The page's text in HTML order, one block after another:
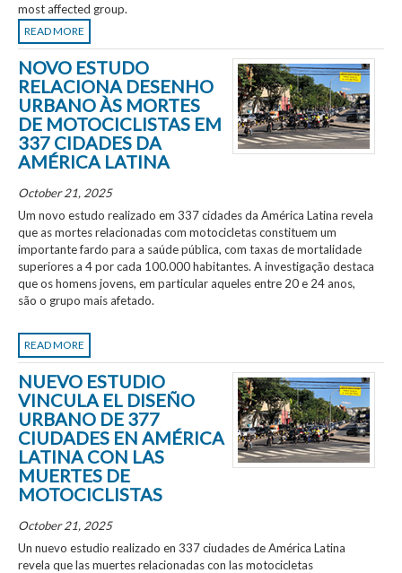
most affected group.
READ MORE
NOVO ESTUDO
RELACIONA DESENHO
URBANO ÀS MORTES
DE MOTOCICLISTAS EM
337 CIDADES DA
AMÉRICA LATINA
October 21, 2025
Um novo estudo realizado em 337 cidades da América Latina revela
que as mortes relacionadas com motocicletas constituem um
importante fardo para a saúde pública, com taxas de mortalidade
superiores a 4 por cada 100.000 habitantes. A investigação destaca
que os homens jovens, em particular aqueles entre 20 e 24 anos,
são o grupo mais afetado.
READ MORE
NUEVO ESTUDIO
VINCULA EL DISEÑO
URBANO DE 377
CIUDADES EN AMÉRICA
LATINA CON LAS
MUERTES DE
MOTOCICLISTAS
October 21, 2025
Un nuevo estudio realizado en 337 ciudades de América Latina
revela que las muertes relacionadas con las motocicletas